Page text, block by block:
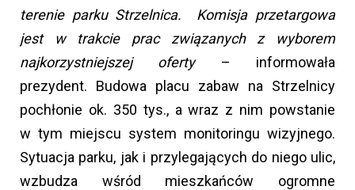
terenie parku Strzelnica.
Komisja przetargowa
jest w trakcie prac związanych z wyborem
najkorzystniejszej oferty– informowała
prezydent. Budowa placu zabaw na Strzelnicy
pochłonie ok. 350 tys., a wraz z nim powstanie
w tym miejscu system monitoringu wizyjnego.
Sytuacja parku, jak i przylegających do niego ulic,
wzbudza wśród mieszkańców ogromne